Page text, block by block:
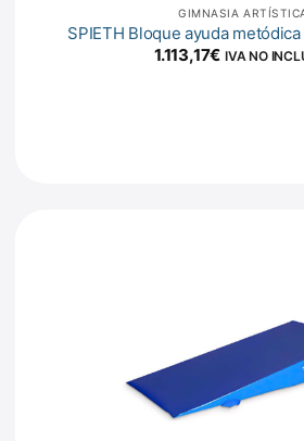
GIMNASIA
SPIETH Bloque ayuda
1.113,17€ IVA NO